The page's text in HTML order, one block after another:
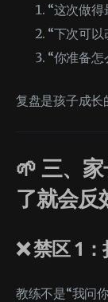
“这次做
“下次可以
“你准备怎
复盘是孩子成长
🌱 三、
了就会反
❌ 禁区 1
教练不是“我问